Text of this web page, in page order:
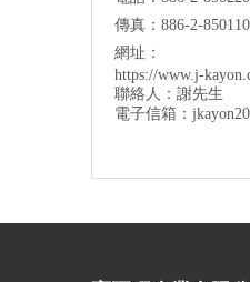
傳真：886-2-
網址：
https://www.j-
聯絡人：謝先生
電子信箱：